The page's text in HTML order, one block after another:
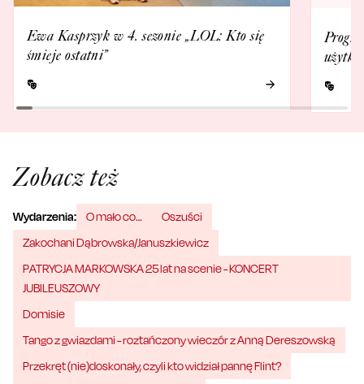
Ewa Kasprzyk w 4. sezonie „LOL: Kto się
śmieje ostatni”
Zobacz też
Wydarzenia: O mało co…
Oszuści
Zakochani Dąbrowska/Januszkiewicz
PATRYCJA MARKOWSKA 25 lat na scenie - KONCERT
JUBILEUSZOWY
Domisie
Tango z gwiazdami - roztańczony wieczór z Anną Dereszowską
Przekręt (nie)doskonały, czyli kto widział pannę Flint?